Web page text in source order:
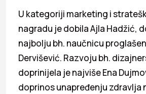
U kategoriji marketing i
nagradu je dobila Ajla Hadžić,
najbolju bh. naučnicu
Dervišević. Razvoju bh.
doprinijela je najviše Ena
doprinos unapređenju zdravlja